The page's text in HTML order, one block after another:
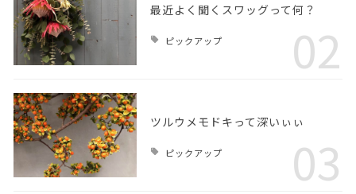
最近よく聞くスワッグって何？
ピックアップ 02
ツルウメモドキって深いぃぃ
ピックアップ 03